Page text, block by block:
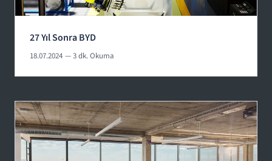
27 Yıl Sonra BYD
18.07.2024 — 3 dk. Okuma